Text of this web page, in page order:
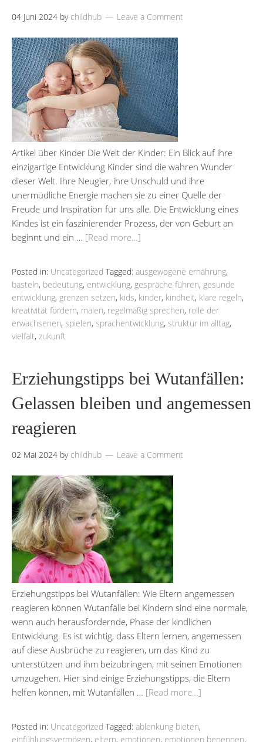
04 Juni 2024 by childhub Leave a Comment
Artikel über Kinder Die Welt der Kinder: Ein Blick auf ihre
einzigartige Entwicklung Kinder sind die wahren Wunder
dieser Welt. Ihre Neugier, ihre Unschuld und ihre
unermüdliche Energie machen sie zu einer Quelle der
Freude und Inspiration für uns alle. Die Entwicklung eines
Kindes ist ein faszinierender Prozess, der von Geburt an
beginnt und ein … [Read more…]
Posted in: Uncategorized Tagged: ausgewogene ernährung,
basteln, bedeutung, entwicklung, gespräche führen, gesunde
entwicklung, grenzen setzen, kids, kinder, kindheit, klare regeln,
kreativität fördern, malen, regelmäßig sprechen, rolle der
erwachsenen, spielen, sprachentwicklung, struktur im alltag,
vielfalt, zukunft
Erziehungstipps bei Wutanfällen:
Gelassen bleiben und angemessen
reagieren
02 Mai 2024 by childhub Leave a Comment
Erziehungstipps bei Wutanfällen: Wie Eltern angemessen
reagieren können Wutanfälle bei Kindern sind eine normale,
wenn auch herausfordernde, Phase der kindlichen
Entwicklung. Es ist wichtig, dass Eltern lernen, angemessen
auf diese Ausbrüche zu reagieren, um das Kind zu
unterstützen und ihm beizubringen, mit seinen Emotionen
umzugehen. Hier sind einige Erziehungstipps, die Eltern
helfen können, mit Wutanfällen … [Read more…]
Posted in: Uncategorized Tagged: ablenkung bieten,
einfühlungsvermögen, eltern, emotionen, emotionen benennen,